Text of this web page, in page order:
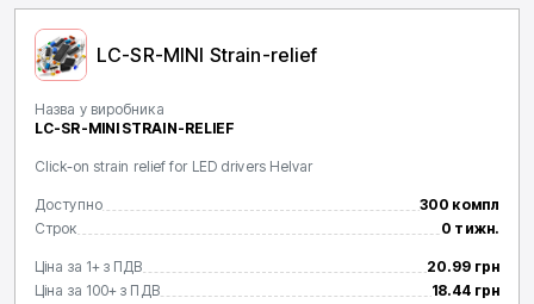
LC-SR-MINI Strain-relief
Назва у виробника
LC-SR-MINI STRAIN-RELIEF
Click-on strain relief for LED drivers Helvar
Доступно
300 компл
Строк
0 тижн.
Ціна за 1+ з ПДВ
20.99 грн
Ціна за 100+ з ПДВ
18.44 грн